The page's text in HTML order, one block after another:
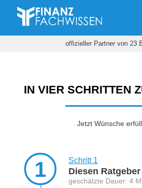
offizieller Partner von 23
IN VIER SCHRITTEN
Jetzt Wünsche
1 Schritt 1
Diesen
geschätzte Dauer: 4